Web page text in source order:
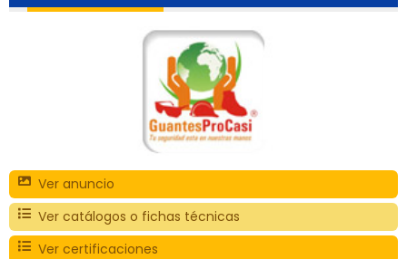
Ver anuncio
Ver catálogos o fichas técnicas
Ver certificaciones